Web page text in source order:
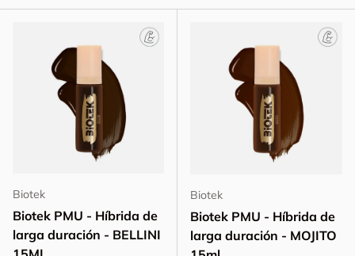
Biotek
Biotek PMU - Híbrida de
larga duración - BELLINI
Biotek
Biotek PMU - Híbrida de
larga duración - MOJITO